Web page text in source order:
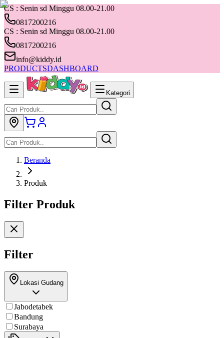
CS : Senin sd Minggu 08.00-21.00
0817200216
CS : Senin sd Minggu 08.00-21.00
0817200216
info@kiddy.id
PRODUCTSDASHBOARD
Kategori
Beranda
Produk
Filter Produk
Filter
Lokasi Gudang
Jabodetabek
Bandung
Surabaya